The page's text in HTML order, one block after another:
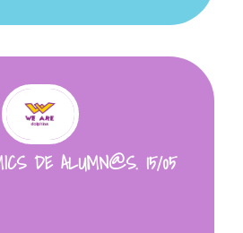
DE ALUMN@S. 15/05